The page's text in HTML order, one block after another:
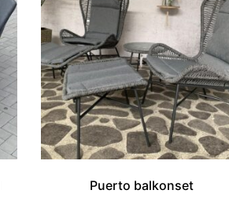
Puerto balkonset